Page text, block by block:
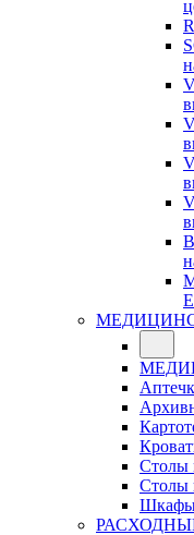
Столы
Столы
Шкафы